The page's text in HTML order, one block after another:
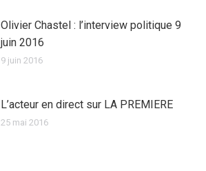
Olivier Chastel : l’interview politique 9
juin 2016
9 juin 2016
L’acteur en direct sur LA PREMIERE
25 mai 2016